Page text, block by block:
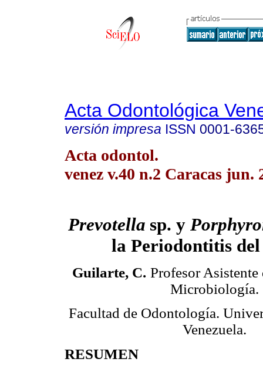
Acta Odontológica
versión impresa ISSN 0001-
Acta odontol.
venez v.40 n.2 Caracas jun.
Prevotella sp. y
la Periodontitis
Guilarte, C. Profesor Asistente
Microbiología.
Facultad de Odontología.
Venezuela.
RESUMEN